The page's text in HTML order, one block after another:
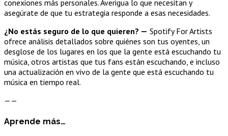
conexiones más personales. Averigua lo que necesitan y
asegúrate de que tu estrategia responde a esas necesidades.
¿No estás seguro de lo que quieren? — Spotify For Artists
ofrece análisis detallados sobre quiénes son tus oyentes, un
desglose de los lugares en los que la gente está escuchando tu
música, otros artistas que tus fans están escuchando, e incluso
una actualización en vivo de la gente que está escuchando tu
música en tiempo real.
——
Aprende más…